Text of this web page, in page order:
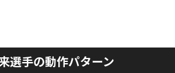
選手の動作パターン